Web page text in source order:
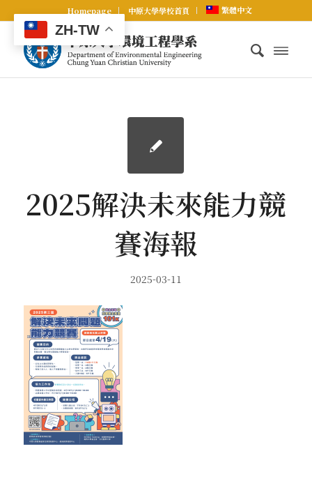
Homepage 中原大學學校首頁 繁體中文
2025解決未來能力競
賽海報
2025-03-11
ZH-TW